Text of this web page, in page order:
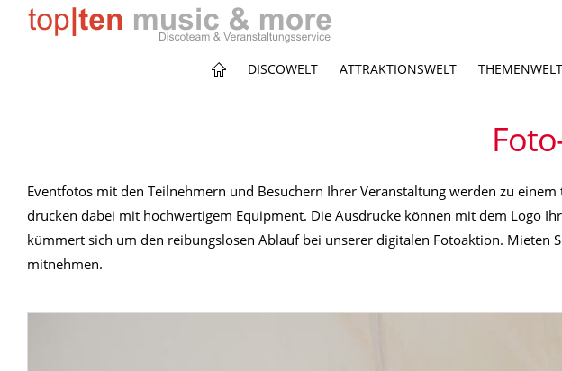
DISCOWELT ATTRAKTIONSWELT THEMENWELT
Eventfotos mit den Teilnehmern und Besuchern Ihrer Veranstaltung werden zu
drucken dabei mit hochwertigem Equipment. Die Ausdrucke können mit dem Logo
kümmert sich um den reibungslosen Ablauf bei unserer digitalen Fotoaktion. Mieten
mitnehmen.